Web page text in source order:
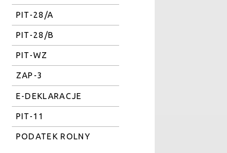
PIT-28/A
PIT-28/B
PIT-WZ
ZAP-3
E-DEKLARACJE
PIT-11
PODATEK ROLNY